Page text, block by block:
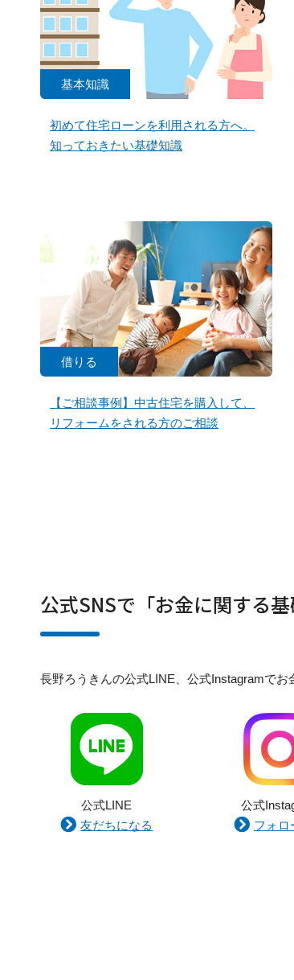
基本知識
初めて住宅ローンを利用される方へ。
知っておきたい基礎知識
借りる
【ご相談事例】中古住宅を購入して、
リフォームをされる方のご相談
公式SNSで「お金に関する
長野ろうきんの公式LINE、公式Instagramで
公式LINE
友だちになる
公式
フォロ